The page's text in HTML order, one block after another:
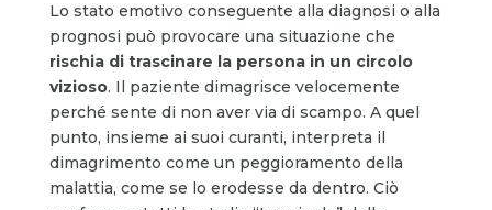
Lo stato emotivo conseguente alla diagnosi o alla
prognosi può provocare una situazione che
rischia di trascinare la persona in un circolo
vizioso. Il paziente dimagrisce velocemente
perché sente di non aver via di scampo. A quel
punto, insieme ai suoi curanti, interpreta il
dimagrimento come un peggioramento della
malattia, come se lo erodesse da dentro. Ciò